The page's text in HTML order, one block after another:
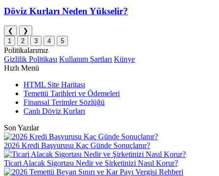
Döviz Kurları Neden Yükselir?
❮
❯
1
2 3 4 5
Politikalarımız
Gizlilik Politikası Kullanım Şartları Künye
Hızlı Menü
HTML Site Haritası
Temettü Tarihleri ve Ödemeleri
Finansal Terimler Sözlüğü
Canlı Döviz Kurları
Son Yazılar
2026 Kredi Başvurusu Kaç Günde Sonuçlanır?
Ticari Alacak Sigortası Nedir ve Şirketinizi Nasıl Korur?